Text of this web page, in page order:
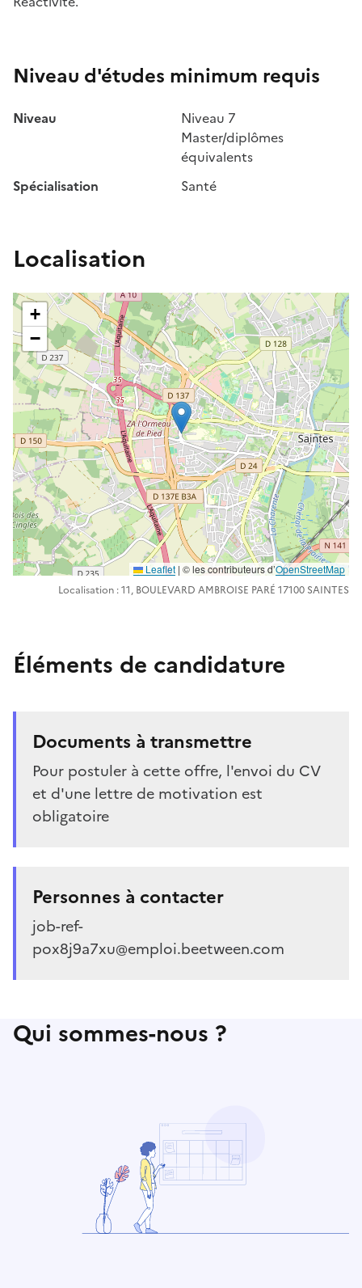
Niveau d'études minimum requis
Niveau
Niveau 7
Master/diplômes
équivalents
Spécialisation
Santé
Localisation
+
−
Leaflet | ©️️ les contributeurs d’OpenStreetMap
Localisation : 11, BOULEVARD AMBROISE PARÉ 17100 SAINTES
Éléments de candidature
Documents à transmettre
Pour postuler à cette offre, l'envoi du CV
et d'une lettre de motivation est
obligatoire
Personnes à contacter
job-ref-
pox8j9a7xu@emploi.beetween.com
Qui sommes-nous ?